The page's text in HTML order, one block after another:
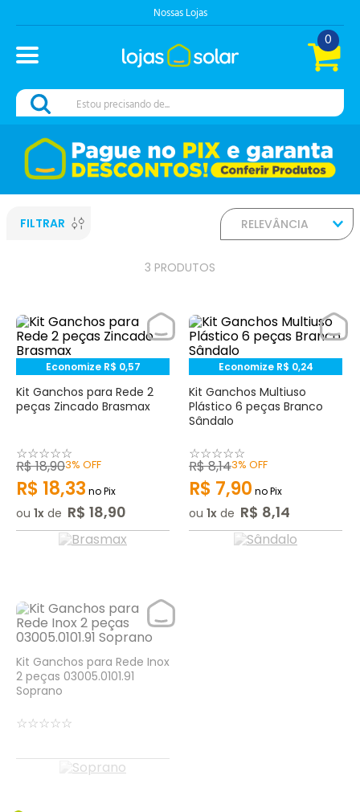
Nossas Lojas
0
Estou precisando de...
FILTRAR RELEVÂNCIA
3 PRODUTOS
Economize R$ 0,57
Kit Ganchos para Rede 2
peças Zincado Brasmax
☆☆☆☆☆
R$18,903% OFF
R$ 18,33 no Pix
ou 1 de R$ 18,90
Economize R$ 0,24
Kit Ganchos Multiuso
Plástico 6 peças Branco
Sândalo
☆☆☆☆☆
R$8,143% OFF
R$ 7,90 no Pix
ou 1 de R$ 8,14
Kit Ganchos para Rede Inox
2 peças 03005.0101.91
Soprano
☆☆☆☆☆